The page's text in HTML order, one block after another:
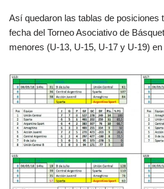
Así quedaron las tablas de posiciones
fecha del Torneo Asociativo de
menores (U-13, U-15, U-17 y U-19)